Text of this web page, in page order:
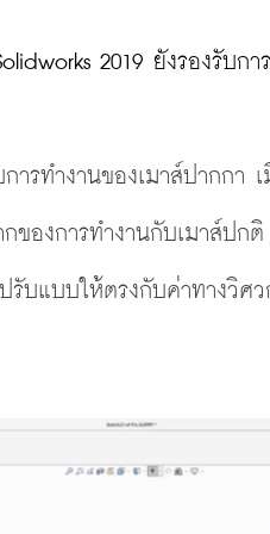
2019 ยังรองรับก
รทำงานของเมาส์ปากกา
ของการทำงานกับเมาส์ปก
รับแบบให้ตรงกับค่าทางวิศ